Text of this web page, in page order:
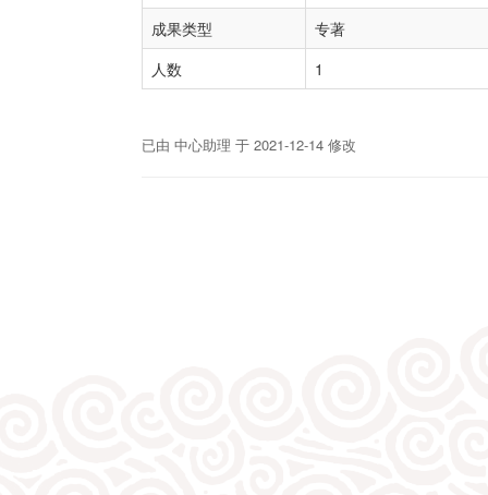
成果类型
专著
人数
1
已由 中心助理 于 2021-12-14 修改